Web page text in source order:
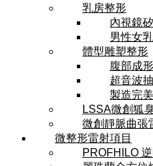
乳房整形
內視鏡
男性女
體型雕塑整形
腹部成
超音波
製造完
LSSA微創狐
微創靜脈曲張
微整形雷射項目
PROFHILO